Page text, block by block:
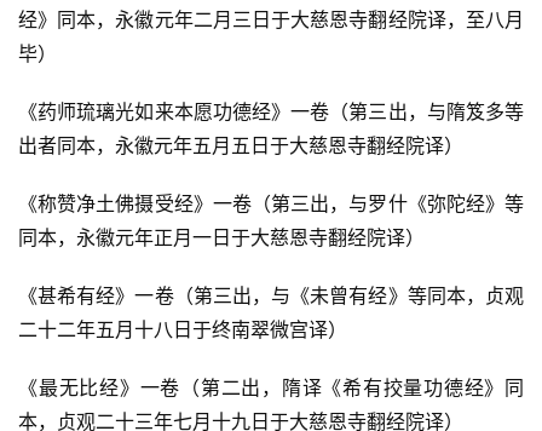
乐
菩
专
公
慈
善
佛
教
经》同本，永徽元年二月三日于大慈恩寺翻经院译，至八月
毕）
《药师琉璃光如来本愿功德经》一卷（第三出，与隋笈多等
出者同本，永徽元年五月五日于大慈恩寺翻经院译）
《称赞净土佛摄受经》一卷（第三出，与罗什《弥陀经》等
同本，永徽元年正月一日于大慈恩寺翻经院译）
《甚希有经》一卷（第三出，与《未曾有经》等同本，贞观
二十二年五月十八日于终南翠微宫译）
《最无比经》一卷（第二出，隋译《希有挍量功德经》同
本，贞观二十三年七月十九日于大慈恩寺翻经院译）